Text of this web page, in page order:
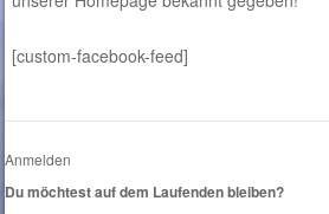
[custom-facebook-feed]
Anmelden
Du möchtest auf dem Laufenden bleiben?